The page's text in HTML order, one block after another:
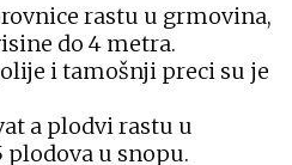
rastu u grmovina,
do 4 metra.
i tamošnji preci su je
a plodvi rastu u
plodova u snopu.